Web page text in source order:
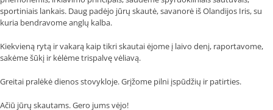
sportiniais lankais. Daug padėjo jūrų skautė, savanorė iš Olandijos Iris, su
kuria bendravome anglų kalba.
Kiekvieną rytą ir vakarą kaip tikri skautai ėjome į laivo denį, raportavome,
sakėme šūkį ir kėlėme trispalvę vėliavą.
Greitai pralėkė dienos stovykloje. Grįžome pilni įspūdžių ir patirties.
Ačiū jūrų skautams. Gero jums vėjo!